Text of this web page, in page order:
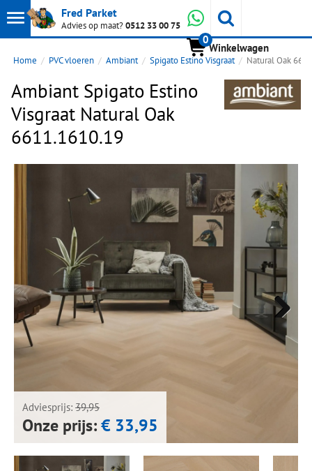
Toon
hoofdmenu
Fred Parket
Advies op maat?0512 33 00 75 Whatsapp
0
Winkelwagen
Home PVC vloeren Ambiant Spigato Estino Visgraat Natural Oak
Ambiant Spigato Estino
Visgraat Natural Oak
6611.1610.19
Adviesprijs: 39,95
Onze prijs:€ 33,95
Next
Next